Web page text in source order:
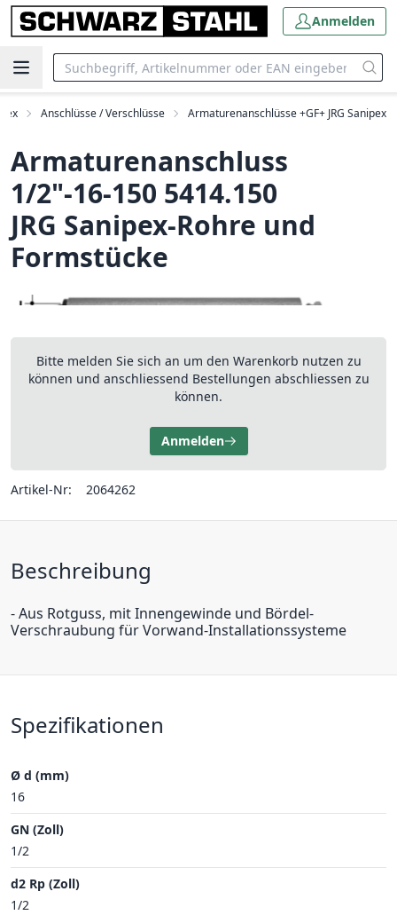
Anmelden
Anschlüsse / Verschlüsse Armaturenanschlüsse +GF+ JRG Sanipex
Armaturenanschluss
1/2"-16-150 5414.150
JRG Sanipex-Rohre und
Formstücke
Bitte melden Sie sich an um den Warenkorb nutzen zu
können und anschliessend Bestellungen abschliessen zu
können.
Anmelden
Artikel-Nr: 2064262
Beschreibung
- Aus Rotguss, mit Innengewinde und Bördel-
Verschraubung für Vorwand-Installationssysteme
Spezifikationen
Ø d (mm)
16
GN (Zoll)
1/2
d2 Rp (Zoll)
1/2